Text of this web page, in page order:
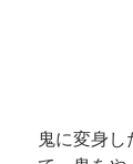
鬼に変身し